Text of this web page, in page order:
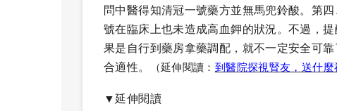
問中醫得知清冠一號藥方並無馬兜鈴酸。第
號在臨床上也未造成高血鉀的狀況。不過，
果是自行到藥房拿藥調配，就不一定安全可
合適性。
（延伸閱讀： 到醫院探視腎友，送什麼
▼延伸閱讀